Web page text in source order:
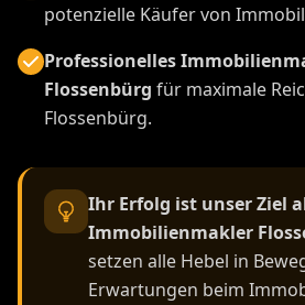
potenzielle Käufer von
Professionelles
Flossenbürg für maximale
Flossenbürg.
Ihr Erfolg ist unser Ziel
Immobilienmakler
setzen alle Hebel in
Erwartungen beim